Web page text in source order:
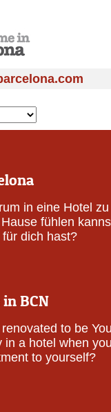
in eine Hotel zu
fühlen
dich hast?
BCN
to be
in a hotel when
to yourself?